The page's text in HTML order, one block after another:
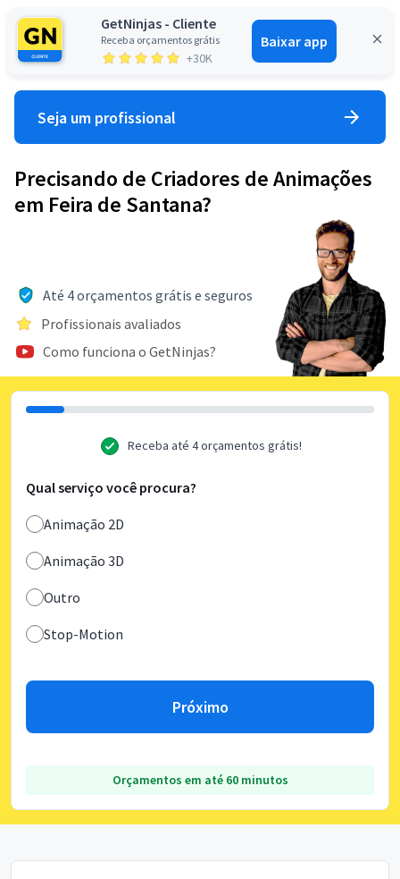
GetNinjas - Cliente
Receba orçamentos grátis
+30K
Baixar app
Entrar
Seja um profissional
Precisando de Criadores de Animações
em Feira de Santana?
Até 4 orçamentos grátis e seguros
Profissionais avaliados
Como funciona o GetNinjas?
Receba até 4 orçamentos grátis!
Qual serviço você procura?
Animação 2D
Animação 3D
Outro
Stop-Motion
Próximo
Orçamentos em até 60 minutos